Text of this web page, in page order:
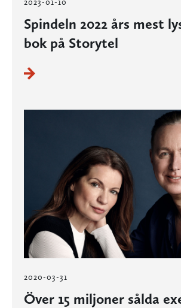
Spindeln 2022 års mest
bok på Storytel
2020-03-31
Över 15 miljoner sålda